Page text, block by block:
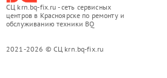
СЦ krn.bq-fix.ru - сеть сервисных
центров в Красноярске по ремонту и
обслуживанию техники BQ
2021-2026 © СЦ krn.bq-fix.ru